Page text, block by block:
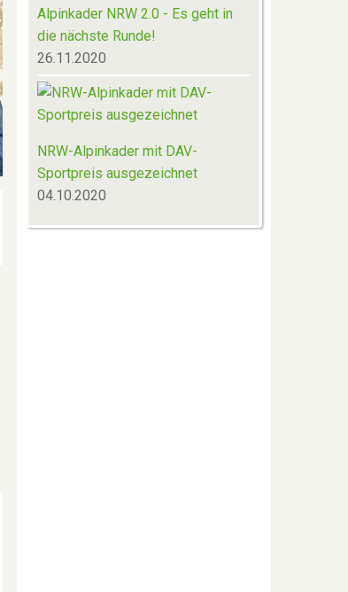
Alpinkader NRW 2.0 - Es geht in
die nächste Runde!
26.11.2020
NRW-Alpinkader mit DAV-
Sportpreis ausgezeichnet
04.10.2020